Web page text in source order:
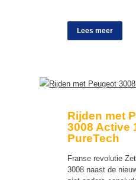
Lees meer
Rijden met
3008 Active
PureTech
Franse revolutie
3008 naast de